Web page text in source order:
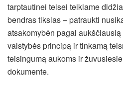
tarptautinei teisei teikiame
bendras tikslas – patraukti
atsakomybėn pagal
valstybės principą ir tinkamą
teisingumą aukoms ir
dokumente.